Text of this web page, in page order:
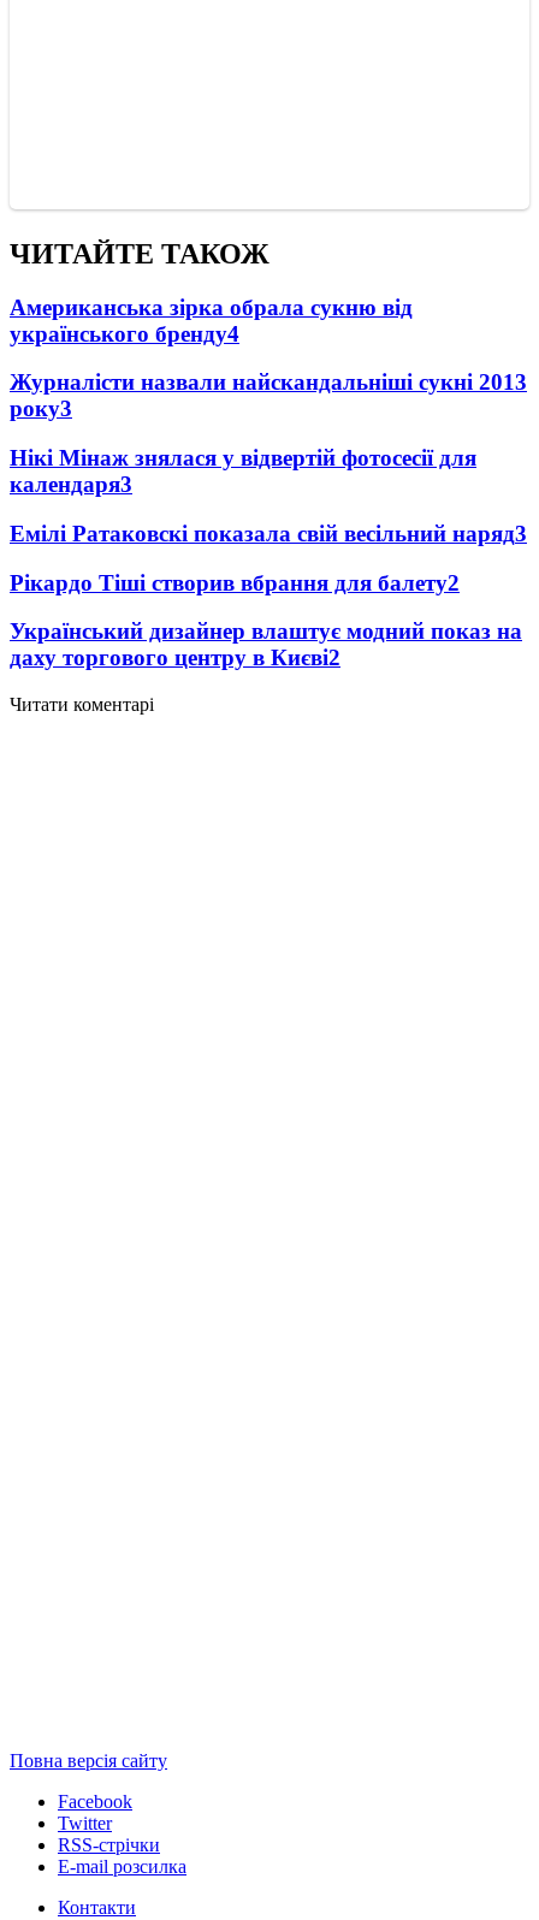
ЧИТАЙТЕ ТАКОЖ
Американська зірка обрала сукню від
українського бренду4
Журналісти назвали найскандальніші сукні 2013
року3
Нікі Мінаж знялася у відвертій фотосесії для
календаря3
Емілі Ратаковскі показала свій весільний наряд3
Рікардо Тіші створив вбрання для балету2
Український дизайнер влаштує модний показ на
даху торгового центру в Києві2
Читати коментарі
Повна версія сайту
Facebook
Twitter
RSS-стрічки
E-mail розсилка
Контакти